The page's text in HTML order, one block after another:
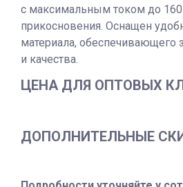
с максимальным током до 160
прикосновения. Оснащен
материала, обеспечивающего
и качества.
ЦЕНА ДЛЯ ОПТОВЫХ
ДОПОЛНИТЕЛЬНЫЕ